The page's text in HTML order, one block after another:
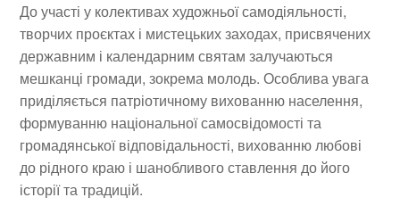
До участі у колективах художньої самодіяльності,
творчих проєктах і мистецьких заходах, присвячених
державним і календарним святам залучаються
мешканці громади, зокрема молодь. Особлива увага
приділяється патріотичному вихованню населення,
формуванню національної самосвідомості та
громадянської відповідальності, вихованню любові
до рідного краю і шанобливого ставлення до його
історії та традицій.